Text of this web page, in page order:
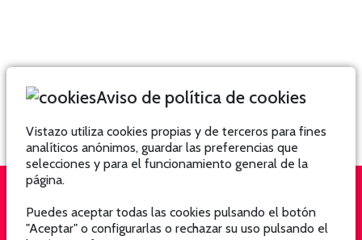
QUIÉNES SOMOS SUSCRÍBETE
Aviso de política de cookies
Vistazo utiliza cookies propias y de terceros para fines
analíticos anónimos, guardar las preferencias que
selecciones y para el funcionamiento general de la
página.
Puedes aceptar todas las cookies pulsando el botón
"Aceptar" o configurarlas o rechazar su uso pulsando el